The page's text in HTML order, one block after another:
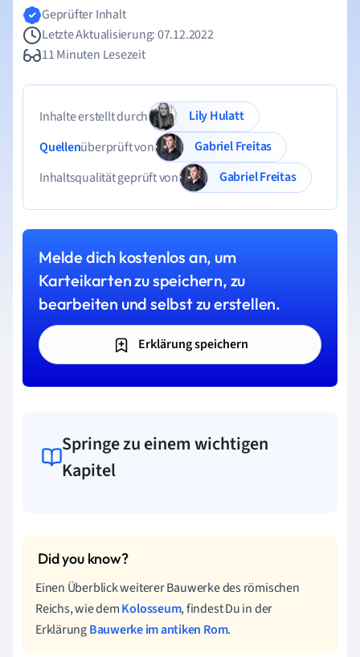
Geprüfter Inhalt
Letzte Aktualisierung: 07.12.2022
11 Minuten Lesezeit
Inhalte erstellt durch
Lily Hulatt
Quellenüberprüft von
Gabriel Freitas
Inhaltsqualität geprüft von
Gabriel Freitas
Melde dich kostenlos an, um
Karteikarten zu speichern, zu
bearbeiten und selbst zu erstellen.
Erklärung speichern
Springe zu einem wichtigen
Kapitel
Einen Überblick weiterer Bauwerke des römischen
Reichs, wie demKolosseum, findest Du in der
ErklärungBauwerke im antiken Rom.